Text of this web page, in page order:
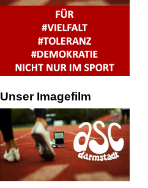
Unser Imagefilm